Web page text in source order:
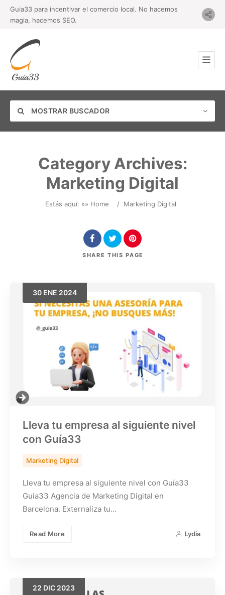
Guia33 para incentivar el comercio local. No hacemos
magia, hacemos SEO.
MOSTRAR BUSCADOR
Categoría
Buscar
Category Archives:
Marketing Digital
Estás aquí: »» Home / Marketing Digital
SHARE THIS PAGE
30 ENE 2024
Lleva tu empresa al siguiente nivel
con Guía33
Marketing Digital
Lleva tu empresa al siguiente nivel con Guía33
Guia33 Agencia de Marketing Digital en
Barcelona. Externaliza tu…
Read More Lydia
22 DIC 2023